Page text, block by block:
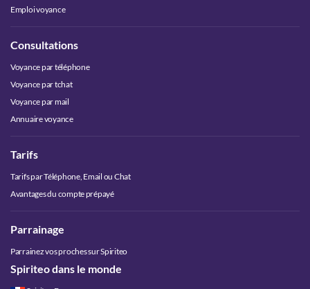
Emploi voyance
Consultations
Voyance par téléphone
Voyance par tchat
Voyance par mail
Annuaire voyance
Tarifs
Tarifs par Téléphone, Email ou Chat
Avantages du compte prépayé
Parrainage
Parrainez vos proches sur Spiriteo
Spiriteo dans le monde